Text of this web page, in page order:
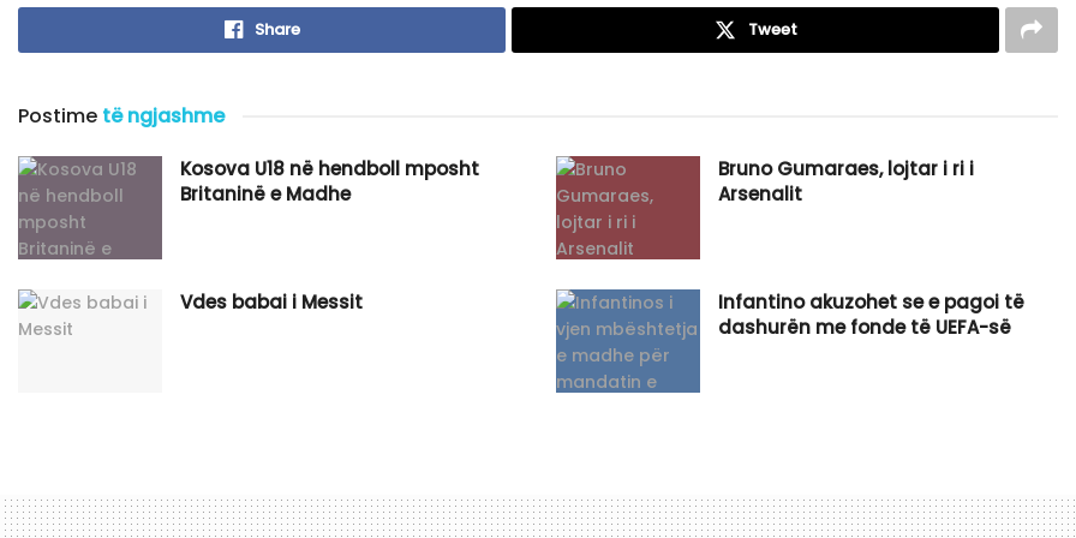
Share Tweet
Postime të ngjashme
Kosova U18 në hendboll mposht
Britaninë e Madhe
Bruno Gumaraes, lojtar i ri i
Arsenalit
Vdes babai i Messit
Infantino akuzohet se e pagoi të
dashurën me fonde të UEFA-së